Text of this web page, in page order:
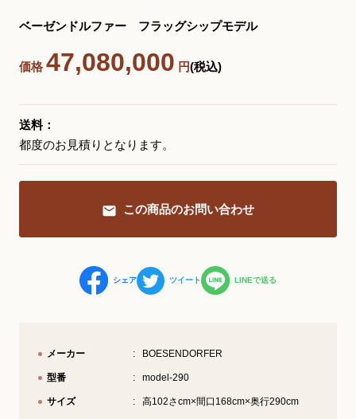
三木楽器 開成館
三木楽器 開成館
サイトマップ 個人情報の取り扱い
ベーゼンドルファー フラッグシップモデル
価格47,080,000 円(税込)
送料：
都度のお見積りとなります。
この商品のお問い合わせ
シェア ツイート LINEで送る
メーカー BOESENDORFER
型番 model-290
サイズ 高102さcm×間口168cm×奥行290cm